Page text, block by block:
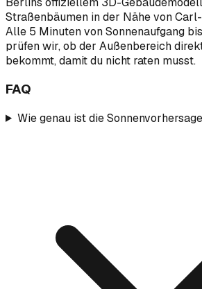
Straßenbäumen in der Nähe von
Alle 5 Minuten von Sonnenaufgang
prüfen wir, ob der Außenbereich
bekommt, damit du nicht raten musst.
FAQ
Wie genau ist die